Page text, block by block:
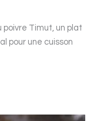
poivre Timut, un plat
pour une cuisson